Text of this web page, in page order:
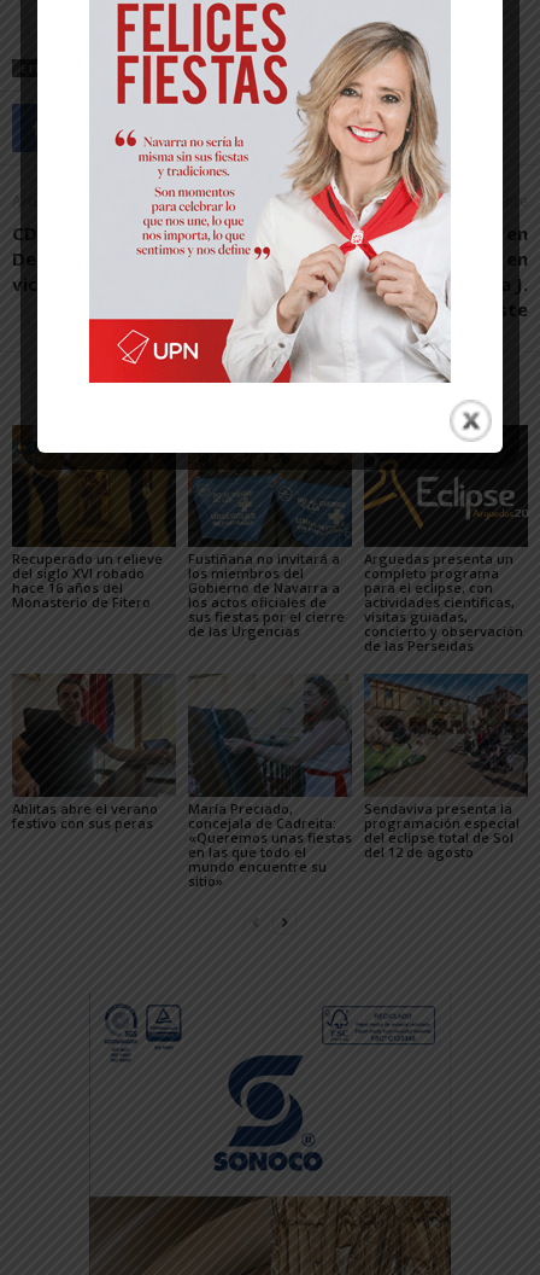
INTERCULTURALIDAD MURCHANTE
Artículo anterior
CD Izarra 1-0 CD Tudelano:
Derbi de necesidades con
victoria estellica
Artículo siguiente
Transporte urbano en
Tudela, ¿Hasta cuándo en
punto muerto?, por Ana J.
Jacoste
Artículos relacionados Más del autor
Recuperado un relieve
del siglo XVI robado
hace 16 años del
Monasterio de Fitero
Fustiñana no invitará a
los miembros del
Gobierno de Navarra a
los actos oficiales de
sus fiestas por el cierre
de las Urgencias
Arguedas presenta un
completo programa
para el eclipse, con
actividades científicas,
visitas guiadas,
concierto y observación
de las Perseidas
Ablitas abre el verano
festivo con sus peras
María Preciado,
concejala de Cadreita:
«Queremos unas fiestas
en las que todo el
mundo encuentre su
sitio»
Sendaviva presenta la
programación especial
del eclipse total de Sol
del 12 de agosto